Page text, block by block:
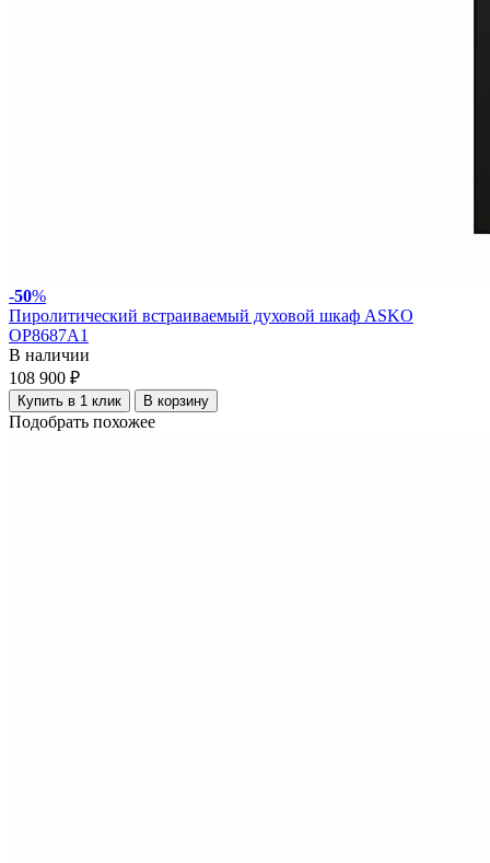
-50%
Пиролитический встраиваемый духовой шкаф ASKO
OP8687A1
В наличии
108 900 ₽
Купить в 1 клик В корзину
Подобрать похожее